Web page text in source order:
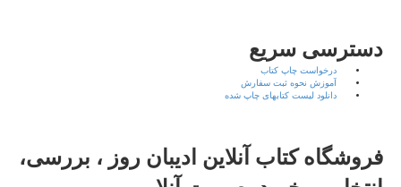
دسترسی سریع
درخواست چاپ کتاب
آموزش نحوه ثبت سفارش
دانلود لیست کتابهای چاپ شده
فروشگاه کتاب آنلاین ادیبان روز ، بررسی،